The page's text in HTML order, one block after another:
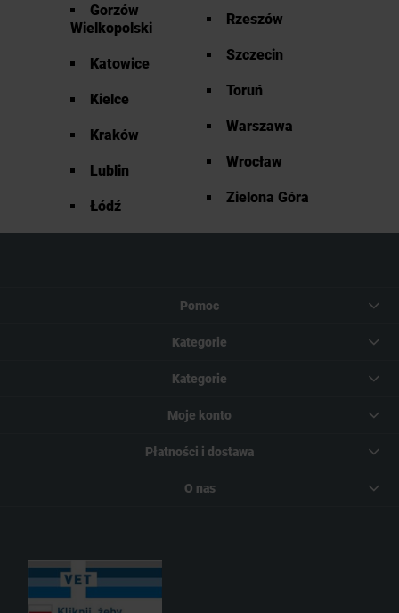
Gorzów
Wielkopolski
Katowice
Kielce
Kraków
Lublin
Łódź
Rzeszów
Szczecin
Toruń
Warszawa
Wrocław
Zielona Góra
Pomoc
Kategorie
Kategorie
Moje konto
Płatności i dostawa
O nas